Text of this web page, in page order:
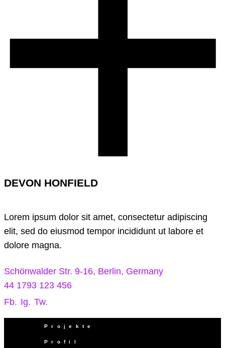
DEVON HONFIELD
Lorem ipsum dolor sit amet, consectetur adipiscing
elit, sed do eiusmod tempor incididunt ut labore et
dolore magna.
Schönwalder Str. 9-16, Berlin, Germany
44 1793 123 456
Fb. Ig. Tw.
Projekte
Profil